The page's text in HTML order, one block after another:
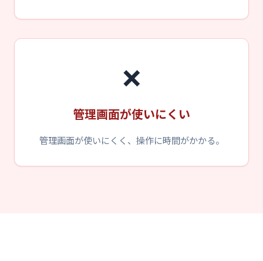
❌
管理画面が使いにくい
管理画面が使いにくく、操作に時間がかかる。